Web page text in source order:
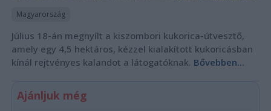
Magyarország
Július 18-án megnyílt a kiszombori kukorica-útvesztő,
amely egy 4,5 hektáros, kézzel kialakított kukoricásban
kínál rejtvényes kalandot a látogatóknak. Bővebben...
Ajánljuk még